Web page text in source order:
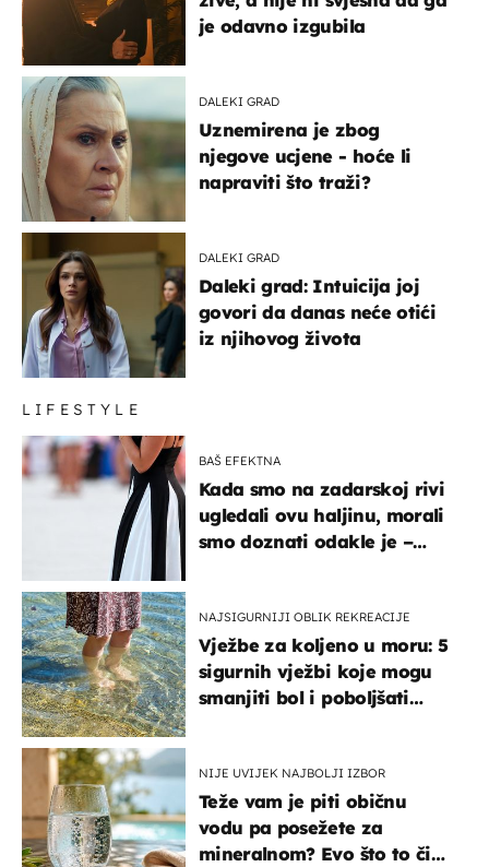
je odavno izgubila
DALEKI GRAD
Uznemirena je zbog
njegove ucjene - hoće li
napraviti što traži?
DALEKI GRAD
Daleki grad: Intuicija joj
govori da danas neće otići
iz njihovog života
LIFESTYLE
BAŠ EFEKTNA
Kada smo na zadarskoj rivi
ugledali ovu haljinu, morali
smo doznati odakle je –
NAJSIGURNIJI OBLIK REKREACIJE
Vježbe za koljeno u moru: 5
sigurnih vježbi koje mogu
smanjiti bol i poboljšati
NIJE UVIJEK NAJBOLJI IZBOR
Teže vam je piti običnu
vodu pa posežete za
mineralnom? Evo što to čini